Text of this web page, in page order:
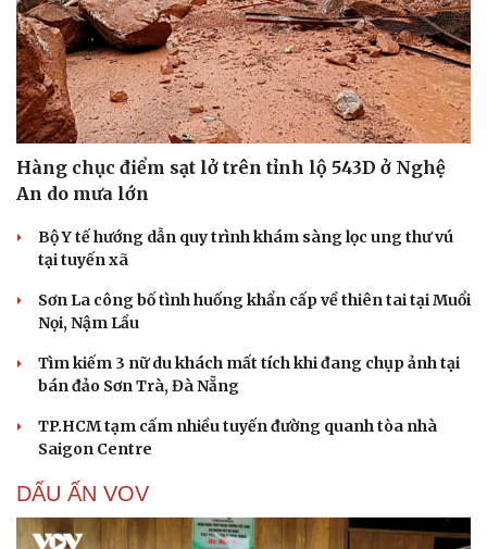
Hàng chục điểm sạt lở trên tỉnh lộ 543D ở Nghệ
An do mưa lớn
Bộ Y tế hướng dẫn quy trình khám sàng lọc ung thư vú
tại tuyến xã
Sơn La công bố tình huống khẩn cấp về thiên tai tại Muổi
Nọi, Nậm Lầu
Tìm kiếm 3 nữ du khách mất tích khi đang chụp ảnh tại
bán đảo Sơn Trà, Đà Nẵng
TP.HCM tạm cấm nhiều tuyến đường quanh tòa nhà
Saigon Centre
DẤU ẤN VOV